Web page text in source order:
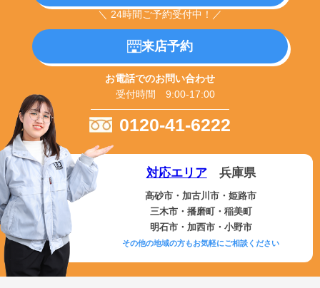
＼ 24時間ご予約受付中！／
来店予約
お電話でのお問い合わせ
受付時間 9:00-17:00
0120-41-6222
対応エリア兵庫県
高砂市・加古川市・姫路市
三木市・播磨町・稲美町
明石市・加西市・小野市
その他の地域の方もお気軽にご相談ください